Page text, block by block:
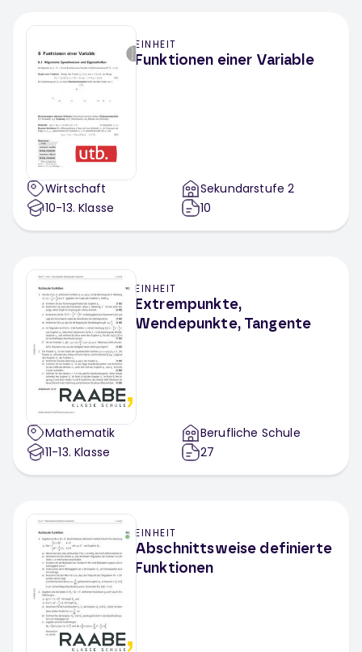
EINHEIT
Funktionen einer Variable
Wirtschaft
10-13. Klasse
Sekundarstufe 2
10
EINHEIT
Extrempunkte,
Wendepunkte, Tangente
Mathematik
11-13. Klasse
Berufliche Schule
27
EINHEIT
Abschnittsweise definierte
Funktionen